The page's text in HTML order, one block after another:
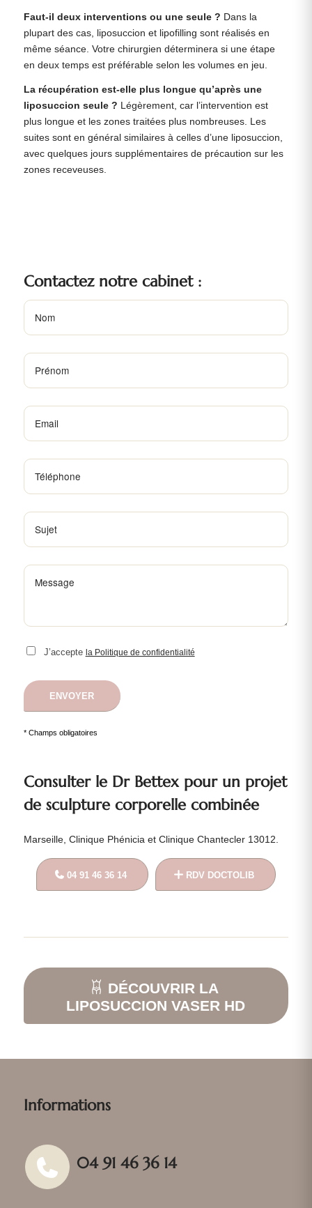
Faut-il deux interventions ou une seule ? Dans la
plupart des cas, liposuccion et lipofilling sont réalisés en
même séance. Votre chirurgien déterminera si une étape
en deux temps est préférable selon les volumes en jeu.
La récupération est-elle plus longue qu’après une
liposuccion seule ? Légèrement, car l’intervention est
plus longue et les zones traitées plus nombreuses. Les
suites sont en général similaires à celles d’une liposuccion,
avec quelques jours supplémentaires de précaution sur les
zones receveuses.
Contactez notre cabinet :
J’accepte la Politique de confidentialité
* Champs obligatoires
Consulter le Dr Bettex pour un projet
de sculpture corporelle combinée
Marseille, Clinique Phénicia et Clinique Chantecler 13012.
04 91 46 36 14 RDV DOCTOLIB
DÉCOUVRIR LA
LIPOSUCCION VASER HD
Informations
04 91 46 36 14